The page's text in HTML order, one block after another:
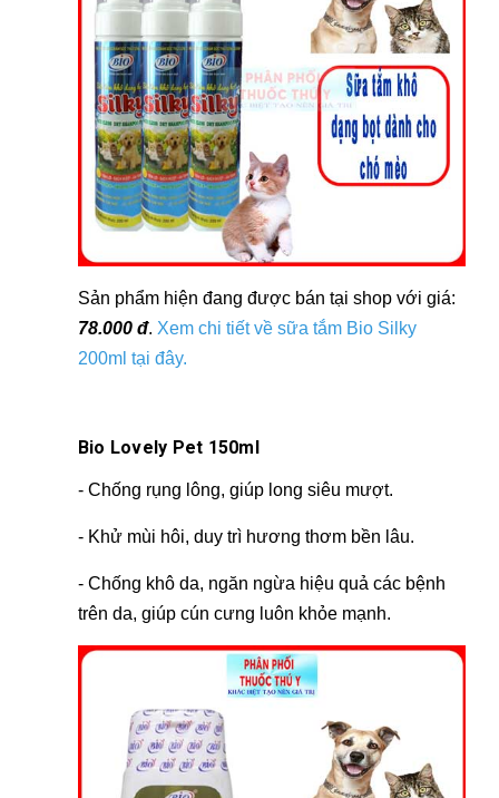
Sản phẩm hiện đang được bán tại shop với giá:
78.000 đ. Xem chi tiết về sữa tắm Bio Silky
200ml tại đây.
Bio Lovely Pet 150ml
- Chống rụng lông, giúp long siêu mượt.
- Khử mùi hôi, duy trì hương thơm bền lâu.
- Chống khô da, ngăn ngừa hiệu quả các bệnh
trên da, giúp cún cưng luôn khỏe mạnh.